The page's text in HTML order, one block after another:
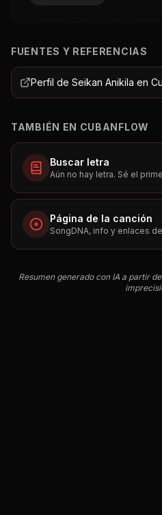
FUENTES Y REFERENCIAS
Perfil de Seikan Anikila en
TAMBIÉN EN CUBANFLOW
Buscar letra
Aún no hay letra. Sé el
Página de la canción
SongDNA, info y enlaces
Resumen generado con IA a partir